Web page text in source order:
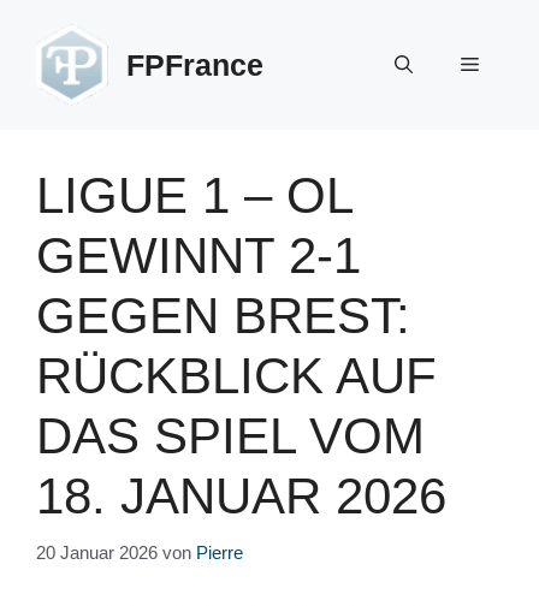
springen
FPFrance Menü
LIGUE 1 – OL
GEWINNT 2-1
GEGEN BREST:
RÜCKBLICK AUF
DAS SPIEL VOM
18. JANUAR 2026
20 Januar 2026 von Pierre